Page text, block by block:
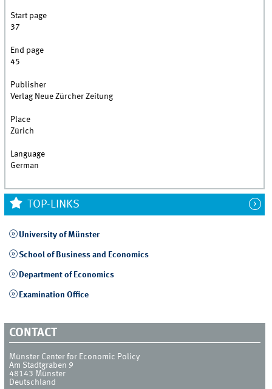
Start page
37
End page
45
Publisher
Verlag Neue Zürcher Zeitung
Place
Zürich
Language
German
TOP-LINKS
University of Münster
School of Business and Economics
Department of Economics
Examination Office
CONTACT
Münster Center for Economic Policy
Am Stadtgraben 9
48143 Münster
Deutschland